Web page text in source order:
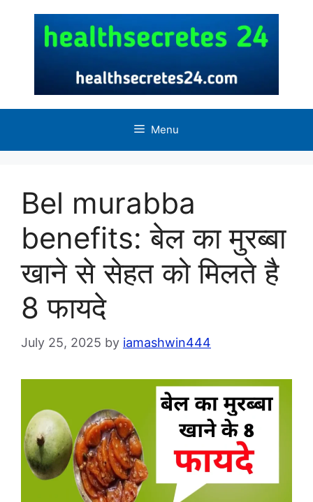
content
Menu
Bel murabba
benefits: बेल का मुरब्बा
खाने से सेहत को मिलते है
8 फायदे
July 25, 2025 by iamashwin444